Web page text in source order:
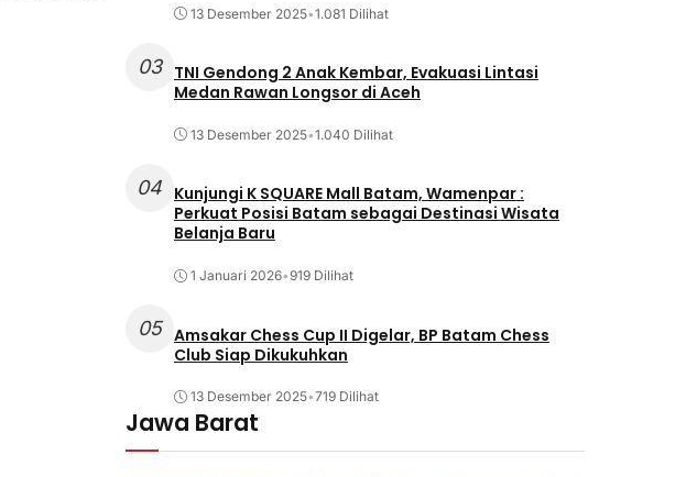
13 Desember 2025•1.081 Dilihat
03
TNI Gendong 2 Anak Kembar, Evakuasi Lintasi
Medan Rawan Longsor di Aceh
13 Desember 2025•1.040 Dilihat
04 Kunjungi K SQUARE Mall Batam, Wamenpar :
Perkuat Posisi Batam sebagai Destinasi Wisata
Belanja Baru
1 Januari 2026•919 Dilihat
05 Amsakar Chess Cup II Digelar, BP Batam Chess
Club Siap Dikukuhkan
13 Desember 2025•719 Dilihat
Jawa Barat